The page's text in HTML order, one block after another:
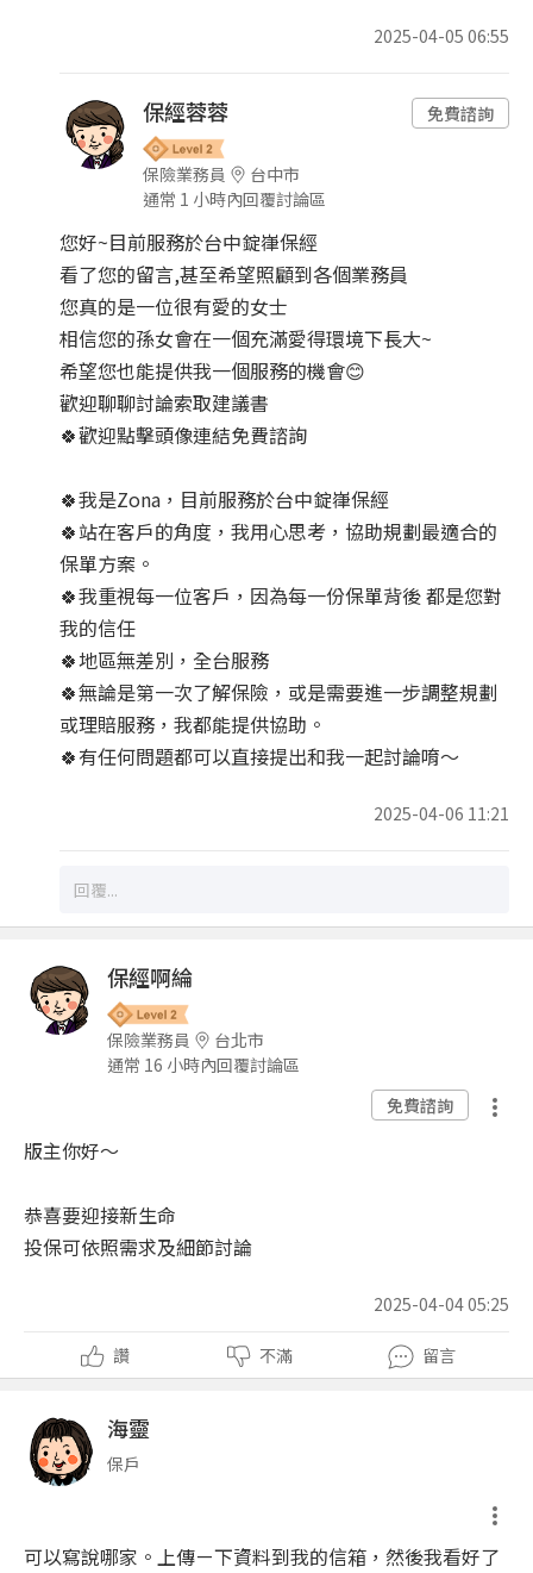
2025-04-05 06:55
保經蓉蓉
保險業務員
台中市
通常 1 小時內回覆討論區
免費諮詢
您好~目前服務於台中錠嵂保經
看了您的留言,甚至希望照顧到各個業務員
您真的是一位很有愛的女士
相信您的孫女會在一個充滿愛得環境下長大~
希望您也能提供我一個服務的機會😊
歡迎聊聊討論索取建議書
🍀歡迎點擊頭像連結免費諮詢
🍀我是Zona，目前服務於台中錠嵂保經
🍀站在客戶的角度，我用心思考，協助規劃最適合的
保單方案。
🍀我重視每一位客戶，因為每一份保單背後 都是您對
我的信任
🍀地區無差別，全台服務
🍀無論是第一次了解保險，或是需要進一步調整規劃
或理賠服務，我都能提供協助。
🍀有任何問題都可以直接提出和我一起討論唷～
2025-04-06 11:21
保經啊綸
保險業務員
台北市
通常 16 小時內回覆討論區
免費諮詢
版主你好～
恭喜要迎接新生命
投保可依照需求及細節討論
2025-04-04 05:25
讚 不滿 留言
海靈
保戶
可以寫說哪家。上傳ㄧ下資料到我的信箱，然後我看好了